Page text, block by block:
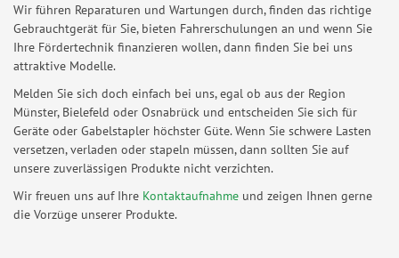
Wir führen Reparaturen und Wartungen durch, finden das richtige
Gebrauchtgerät für Sie, bieten Fahrerschulungen an und wenn Sie
Ihre Fördertechnik finanzieren wollen, dann finden Sie bei uns
attraktive Modelle.
Melden Sie sich doch einfach bei uns, egal ob aus der Region
Münster, Bielefeld oder Osnabrück und entscheiden Sie sich für
Geräte oder Gabelstapler höchster Güte. Wenn Sie schwere Lasten
versetzen, verladen oder stapeln müssen, dann sollten Sie auf
unsere zuverlässigen Produkte nicht verzichten.
Wir freuen uns auf Ihre Kontaktaufnahme und zeigen Ihnen gerne
die Vorzüge unserer Produkte.